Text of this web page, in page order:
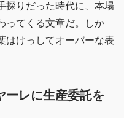
探りだった時代に、本場
ってくる文章だ。しか
はけっしてオーバーな表
ーレに生産委託を